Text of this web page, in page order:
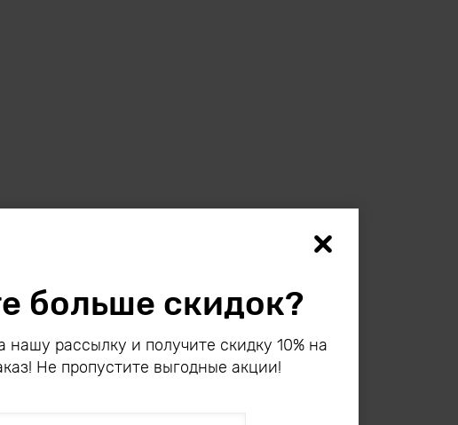
больше скидок?
нашу рассылку и получите скидку 10% на
Не пропустите выгодные акции!